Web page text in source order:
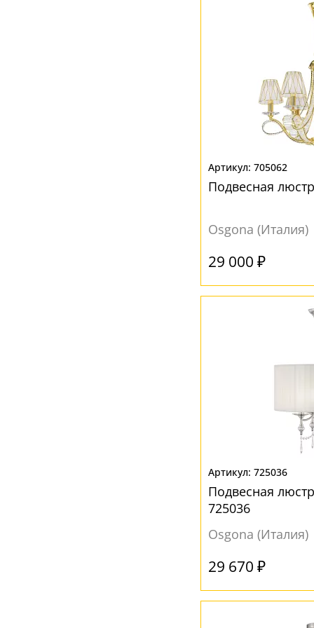
705062
Подвесная
Osgona (Италия)
29 000 ₽
725036
Подвесная
725036
Osgona (Италия)
29 670 ₽